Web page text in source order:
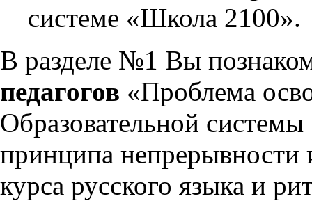
системе «Школа 2100».
В разделе №1 Вы
педагогов «Проблема
Образовательной
принципа непрерывности
курса русского языка и